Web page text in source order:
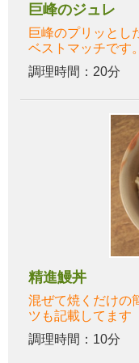
巨峰のジュレ
巨峰のプリッとし
ベストマッチです。
調理時間：20分
精進鰻丼
混ぜて焼くだけの
ツも記載してます
調理時間：10分